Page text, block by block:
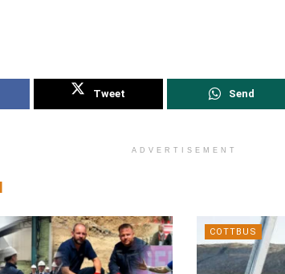
Tweet Send
ADVERTISEMENT
COTTBUS